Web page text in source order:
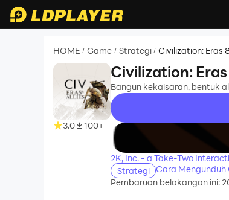
HOME / Game / Strategi / Civilization: Eras
3.0 100+
Civilization:
Bangun kekaisaran, bentuk
recommend
2K, Inc. - a Take-Two
Strategi
Cara Mengunduh
Pembaruan belakangan ini: